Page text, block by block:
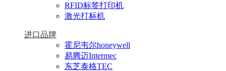
RFID标签打印机
激光打标机
进口品牌
霍尼韦尔honeywell
易腾迈Intermec
东芝泰格TEC